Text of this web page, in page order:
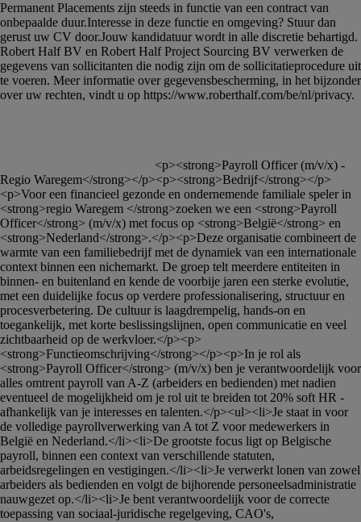
Regio Waregem</strong></p><p><strong>Bedrijf</strong></p>
<p>Voor een financieel gezonde en ondernemende familiale speler in
<strong>regio Waregem </strong>zoeken we een <strong>Payroll
Officer</strong> (m/v/x) met focus op <strong>België</strong> en
<strong>Nederland</strong>.</p><p>Deze organisatie combineert de
warmte van een familiebedrijf met de dynamiek van een internationale
context binnen een nichemarkt. De groep telt meerdere entiteiten in
binnen- en buitenland en kende de voorbije jaren een sterke evolutie,
met een duidelijke focus op verdere professionalisering, structuur en
procesverbetering. De cultuur is laagdrempelig, hands-on en
toegankelijk, met korte beslissingslijnen, open communicatie en veel
zichtbaarheid op de werkvloer.</p><p>
<strong>Functieomschrijving</strong></p><p>In je rol als
<strong>Payroll Officer</strong> (m/v/x) ben je verantwoordelijk voor
alles omtrent payroll van A-Z (arbeiders en bedienden) met nadien
eventueel de mogelijkheid om je rol uit te breiden tot 20% soft HR -
afhankelijk van je interesses en talenten.</p><ul><li>Je staat in voor
de volledige payrollverwerking van A tot Z voor medewerkers in
België en Nederland.</li><li>De grootste focus ligt op Belgische
payroll, binnen een context van verschillende statuten,
arbeidsregelingen en vestigingen.</li><li>Je verwerkt lonen van zowel
arbeiders als bedienden en volgt de bijhorende personeelsadministratie
nauwgezet op.</li><li>Je bent verantwoordelijk voor de correcte
toepassing van sociaal-juridische regelgeving, CAO's,